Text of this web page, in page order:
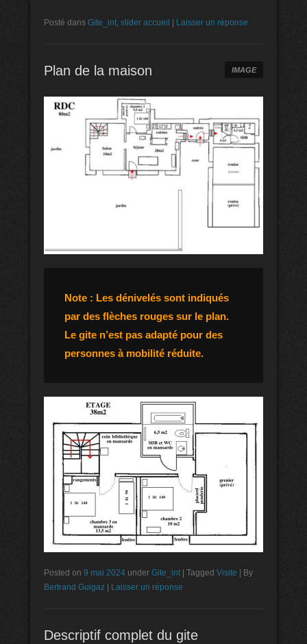
Posté dans Gite_int, slider accueil Laisser un réponse
Plan de la maison IMAGE
Note : Les dénivelés sont indiqués
par des flèches rouges sur le plan.
Le gite n’est pas adapté pour des
personnes à mobilité réduite.
Posted on 9 mai 2024 under Gite_int Tagged Visite
By
Bertrand Guigaz
Laisser un réponse
Descriptif complet du gite